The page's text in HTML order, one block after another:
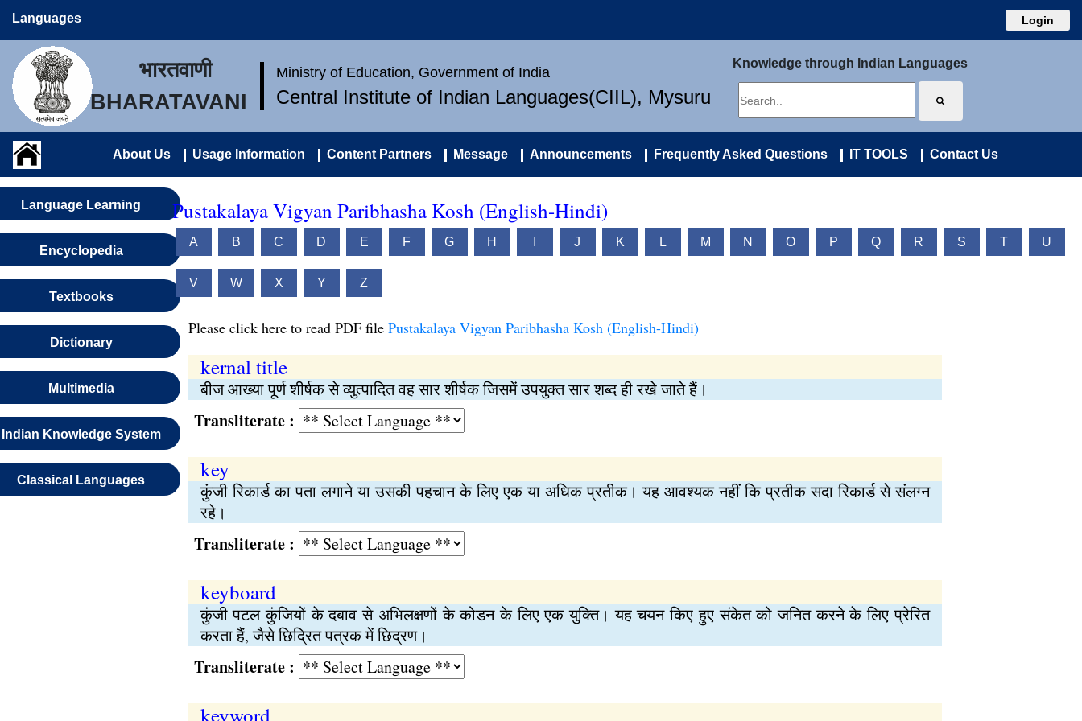
Languages Login
भारतवाणी
BHARATAVANI
Ministry of Education, Government of India
Central Institute of Indian Languages(CIIL), Mysuru
Knowledge through Indian Languages
About Us Usage Information Content Partners Message Announcements Frequently Asked Questions IT TOOLS Contact Us
Language Learning
Encyclopedia
Textbooks
Dictionary
Multimedia
Indian Knowledge System
Classical Languages
Pustakalaya Vigyan Paribhasha Kosh (English-Hindi)
A B C D E F G H J K L M N O P Q R S T U
V W X Y Z
Please click here to read PDF file Pustakalaya Vigyan Paribhasha Kosh (English-Hindi)
kernal title
बीज आख्या पूर्ण शीर्षक से व्युत्पादित वह सार शीर्षक जिसमें उपयुक्त सार शब्द ही रखे जाते हैं।
Transliterate :
key
कुंजी रिकार्ड का पता लगाने या उसकी पहचान के लिए एक या अधिक प्रतीक। यह आवश्यक नहीं कि प्रतीक सदा रिकार्ड से संलग्न
रहे।
Transliterate :
keyboard
कुंजी पटल कुंजियों के दबाव से अभिलक्षणों के कोडन के लिए एक युक्ति। यह चयन किए हुए संकेत को जनित करने के लिए प्रेरित
करता हैं, जैसे छिद्रित पत्रक में छिद्रण।
Transliterate :
keyword